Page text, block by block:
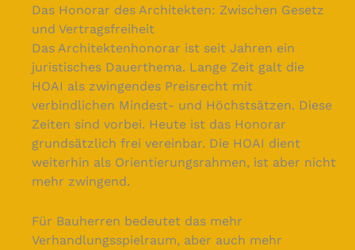
Das Honorar des Architekten: Zwischen Gesetz
und Vertragsfreiheit
Das Architektenhonorar ist seit Jahren ein
juristisches Dauerthema. Lange Zeit galt die
HOAI als zwingendes Preisrecht mit
verbindlichen Mindest- und Höchstsätzen. Diese
Zeiten sind vorbei. Heute ist das Honorar
grundsätzlich frei vereinbar. Die HOAI dient
weiterhin als Orientierungsrahmen, ist aber nicht
mehr zwingend.
Für Bauherren bedeutet das mehr
Verhandlungsspielraum, aber auch mehr